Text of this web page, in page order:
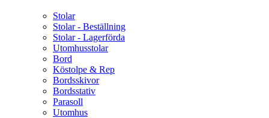
Stolar
Stolar - Beställning
Stolar - Lagerförda
Utomhusstolar
Bord
Köstolpe & Rep
Bordsskivor
Bordsstativ
Parasoll
Utomhus